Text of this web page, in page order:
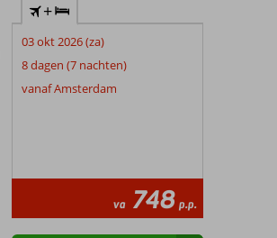
+
03 okt 2026 (za)
8 dagen (7 nachten)
vanaf Amsterdam
va 748 p.p.